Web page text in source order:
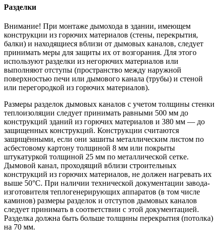
Разделки
Внимание! При монтаже дымохода в здании, имеющем
конструкции из горючих материалов (стены, перекрытия,
балки) и находящиеся вблизи от дымовых каналов, следует
принимать меры для защиты их от возгорания. Для этого
используют разделки из негорючих материалов или
выполняют отступы (пространство между наружной
поверхностью печи или дымового канала (трубы) и стеной
или перегородкой из горючих материалов).
Размеры разделок дымовых каналов с учетом толщины стенки
теплоизоляции следует принимать равными 500 мм до
конструкций зданий из горючих материалов и 380 мм — до
защищенных конструкций. Конструкции считаются
защищёнными, если они зашиты металлическим листом по
асбестовому картону толщиной 8 мм или покрыты
штукатуркой толщиной 25 мм по металлической сетке.
Дымовой канал, проходящий вблизи строительных
конструкций из горючих материалов, не должен нагревать их
выше 50°С. При наличии технической документации завода-
изготовителя теплогенерирующих аппаратов (в том числе
каминов) размеры разделок и отступов дымовых каналов
следует принимать в соответствии с этой документацией.
Разделка должна быть больше толщины перекрытия (потолка)
на 70 мм.